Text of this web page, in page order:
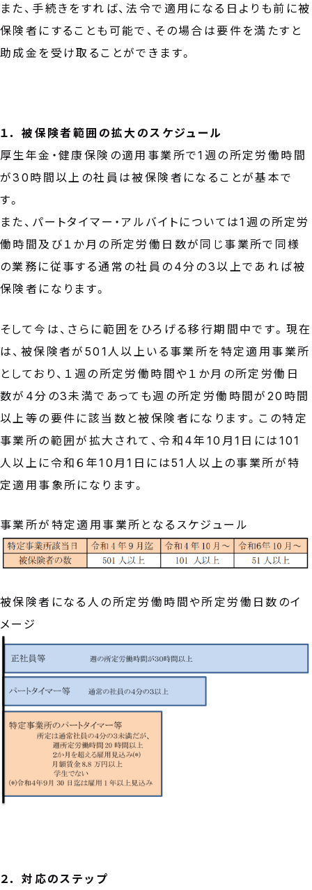
また、手続きをすれば、法令で適用になる日よりも前に被
保険者にすることも可能で、その場合は要件を満たすと
助成金を受け取ることができます。
１． 被保険者範囲の拡大のスケジュール
厚生年金・健康保険の適用事業所で1週の所定労働時間
が30時間以上の社員は被保険者になることが基本で
す。
また、パートタイマー・アルバイトについては1週の所定労
働時間及び１か月の所定労働日数が同じ事業所で同様
の業務に従事する通常の社員の4分の3以上であれば被
保険者になります。
そして今は、さらに範囲をひろげる移行期間中です。現在
は、被保険者が501人以上いる事業所を特定適用事業所
としており、１週の所定労働時間や１か月の所定労働日
数が4分の3未満であっても週の所定労働時間が20時間
以上等の要件に該当数と被保険者になります。この特定
事業所の範囲が拡大されて、令和4年10月1日には101
人以上に令和６年10月1日には51人以上の事業所が特
定適用事象所になります。
事業所が特定適用事業所となるスケジュール
被保険者になる人の所定労働時間や所定労働日数のイ
メージ
２． 対応のステップ